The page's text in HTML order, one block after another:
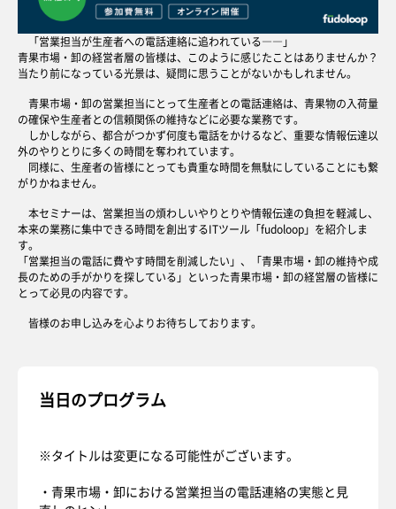
「営業担当が生産者への電話連絡に追われている――」
青果市場・卸の経営者層の皆様は、このように感じたことはありませんか？
当たり前になっている光景は、疑問に思うことがないかもしれません。
青果市場・卸の営業担当にとって生産者との電話連絡は、青果物の入荷量
の確保や生産者との信頼関係の維持などに必要な業務です。
しかしながら、都合がつかず何度も電話をかけるなど、重要な情報伝達以
外のやりとりに多くの時間を奪われています。
同様に、生産者の皆様にとっても貴重な時間を無駄にしていることにも繋
がりかねません。
本セミナーは、営業担当の煩わしいやりとりや情報伝達の負担を軽減し、
本来の業務に集中できる時間を創出するITツール「fudoloop」を紹介しま
す。
「営業担当の電話に費やす時間を削減したい」、「青果市場・卸の維持や成
長のための手がかりを探している」といった青果市場・卸の経営層の皆様に
とって必見の内容です。
皆様のお申し込みを心よりお待ちしております。
当日のプログラム
※タイトルは変更になる可能性がございます。
・青果市場・卸における営業担当の電話連絡の実態と見